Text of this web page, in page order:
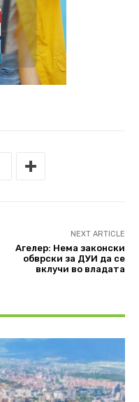
NEXT ARTICLE
Агелер: Нема законски
обврски за ДУИ да се
вклучи во владата